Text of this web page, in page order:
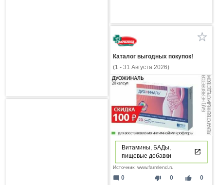
Каталог выгодных покупок!
(1 - 31 Августа 2026)
Витамины, БАДы,
пищевые добавки
Источник: www.farmlend.ru
thumb_down 0 thumb_up 0
mode_comment 0